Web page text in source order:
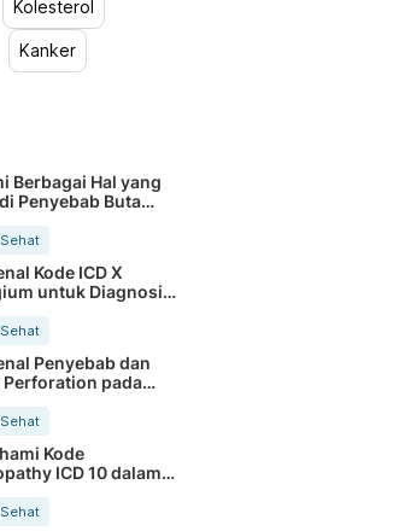
Kolesterol
Kanker
Berbagai Hal yang
Penyebab Buta
Kode ICD X
untuk Diagnosis
Penyebab dan
Perforation pada
Kode
ICD 10 dalam
Medis Pasien